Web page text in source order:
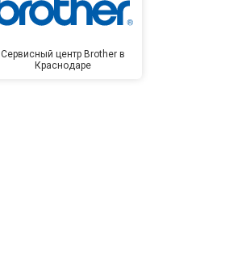
Сервисный центр Brother в
Краснодаре